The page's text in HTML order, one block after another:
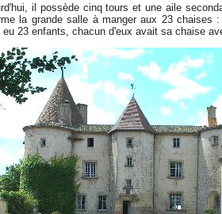
il possède cinq tours et une aile
la grande salle à manger aux 23 chaises
eu 23 enfants, chacun d'eux avait sa chaise